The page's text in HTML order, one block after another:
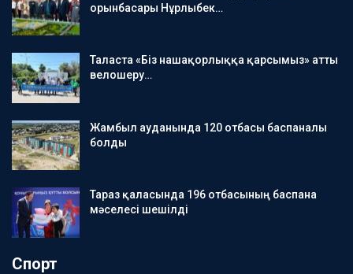
орынбасары Нұрлыбек…
Таласта «Біз нашақорлыққа қарсымыз» атты
велошеру…
Жамбыл ауданында 120 отбасы баспаналы
болды
Тараз қаласында 196 отбасының баспана
мәселесі шешілді
Спорт